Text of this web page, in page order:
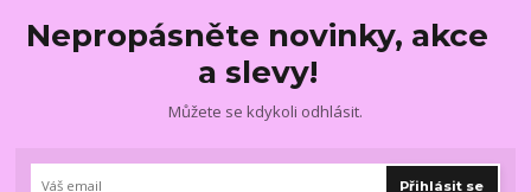
Nepropásněte novinky, akce
a slevy!
Můžete se kdykoli odhlásit.
Přihlásit se